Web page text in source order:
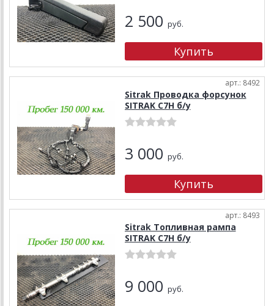
2 500 руб.
арт.: 8492
Sitrak Проводка форсунок
SITRAK C7H б/у
3 000 руб.
арт.: 8493
Sitrak Топливная рампа
SITRAK C7H б/у
9 000 руб.